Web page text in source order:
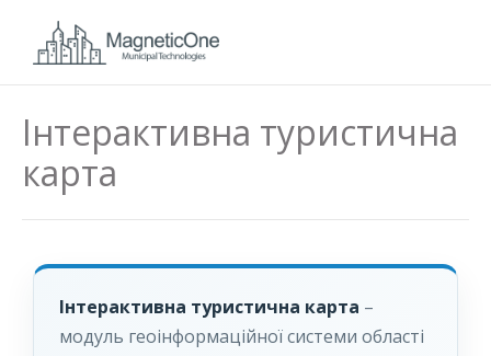
Інтерактивна туристична
карта
Інтерактивна туристична карта –
модуль геоінформаційної системи області